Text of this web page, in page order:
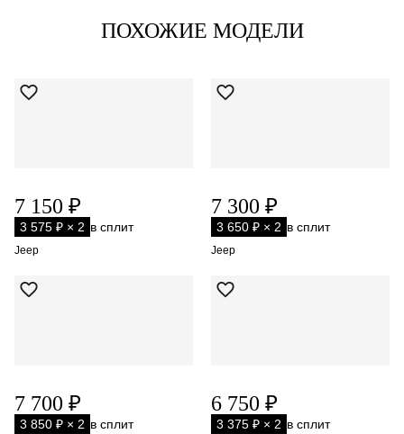
ПОХОЖИЕ МОДЕЛИ
7 150 ₽
3 575 ₽ × 2 в сплит
Jeep
7 300 ₽
3 650 ₽ × 2 в сплит
Jeep
7 700 ₽
3 850 ₽ × 2 в сплит
6 750 ₽
3 375 ₽ × 2 в сплит